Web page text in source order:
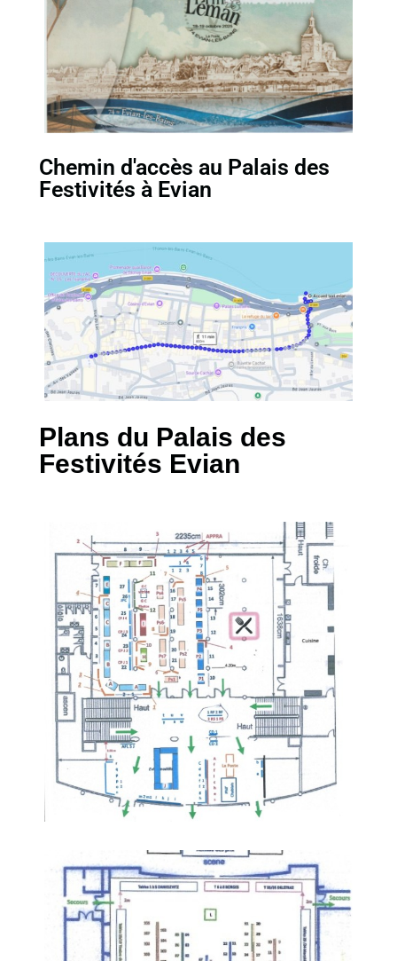
Chemin d'accès au Palais des
Festivités à Evian
Plans du Palais des
Festivités Evian